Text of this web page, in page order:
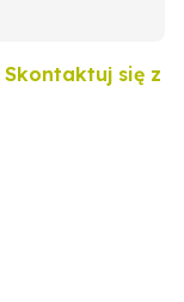
Skontaktuj się z